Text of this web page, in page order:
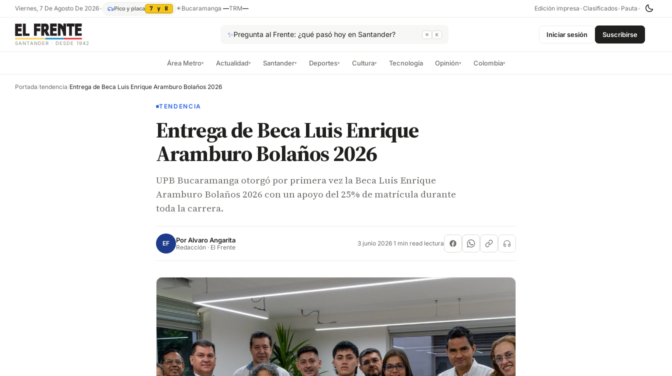
Viernes, 7 De Agosto De 2026• Pico y placa 7 y 8 ☀Bucaramanga —TRM— Edición impresa •Clasificados• Pauta •
SANTANDER · DESDE 1942
✨Pregunta al Frente: ¿qué pasó hoy en Santander? ⌘ K Iniciar sesión Suscribirse
Área Metro▾ Actualidad▾ Santander▾ Deportes▾ Cultura▾ Tecnología Opinión▾ Colombia▾
Portada/tendencia/Entrega de Beca Luis Enrique Aramburo Bolaños 2026
TENDENCIA
Entrega de Beca Luis Enrique
Aramburo Bolaños 2026
UPB Bucaramanga otorgó por primera vez la Beca Luis Enrique
Aramburo Bolaños 2026 con un apoyo del 25% de matrícula durante
toda la carrera.
EF PorAlvaro Angarita
Redacción · El Frente 3 junio 2026·1 min read lectura